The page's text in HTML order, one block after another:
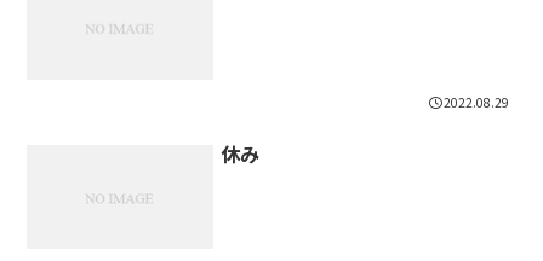
2022.08.29
休み